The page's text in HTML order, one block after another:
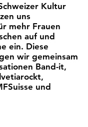
Kultur
uns
mehr Frauen
auf und
ein. Diese
wir gemeinsam
Band-it,
und